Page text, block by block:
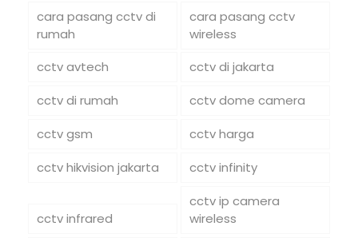
cara pasang cctv di
rumah
cara pasang cctv
wireless
cctv avtech
cctv di jakarta
cctv di rumah
cctv dome camera
cctv gsm
cctv harga
cctv hikvision jakarta
cctv infinity
cctv infrared
cctv ip camera
wireless